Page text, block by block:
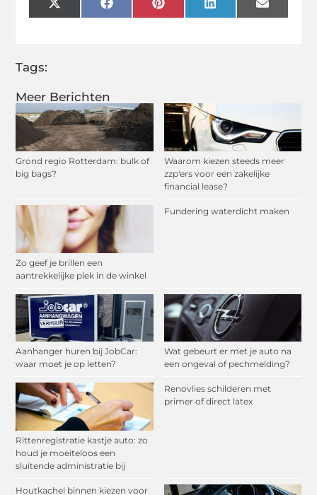
Meer Berichten
Grond regio Rotterdam: bulk of
big bags?
Waarom kiezen steeds meer
zzp'ers voor een zakelijke
financial lease?
Zo geef je brillen een
aantrekkelijke plek in de winkel
Fundering waterdicht maken
Aanhanger huren bij JobCar:
waar moet je op letten?
Wat gebeurt er met je auto na
een ongeval of pechmelding?
Rittenregistratie kastje auto: zo
houd je moeiteloos een
sluitende administratie bij
Renovlies schilderen met
primer of direct latex
Houtkachel binnen kiezen voor
X
(Twitter)
FacebookPinterestLinkedInEmail
Tags: